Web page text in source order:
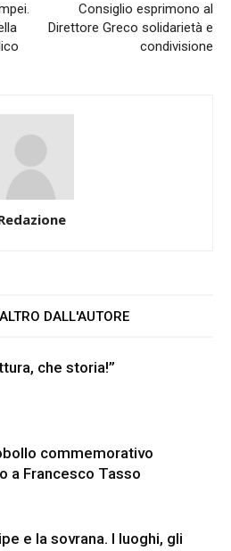
Consiglio esprimono al
Direttore Greco solidarietà e
condivisione
ALTRO DALL'AUTORE
che storia!”
commemorativo
a Francesco Tasso
e la sovrana. I luoghi, gli